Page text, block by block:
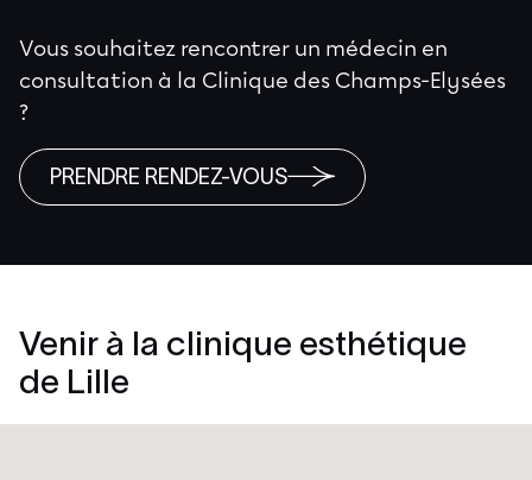
Vous souhaitez rencontrer un médecin en
consultation à la Clinique des Champs-Elysées
?
PRENDRE RENDEZ-VOUS
Venir à la clinique esthétique
de Lille